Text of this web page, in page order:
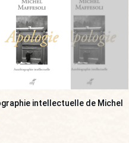
intellectuelle de Michel